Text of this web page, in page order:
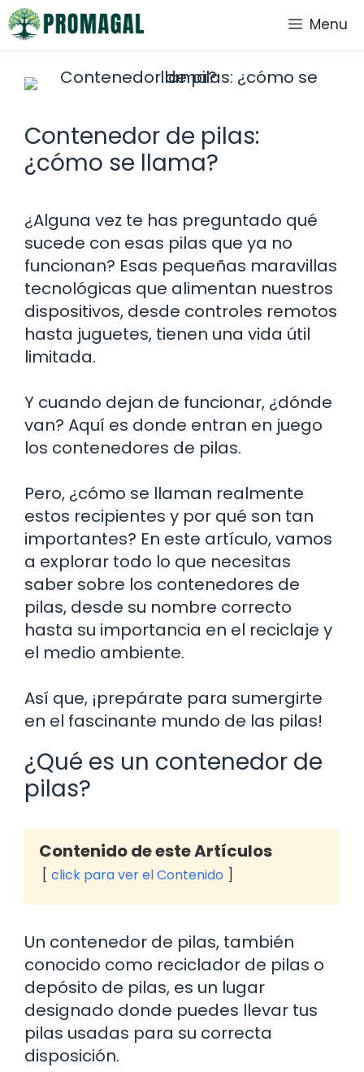
Saltar
al
Menu
Contenedor de pilas:
¿cómo se llama?
¿Alguna vez te has preguntado qué
sucede con esas pilas que ya no
funcionan? Esas pequeñas maravillas
tecnológicas que alimentan nuestros
dispositivos, desde controles remotos
hasta juguetes, tienen una vida útil
limitada.
Y cuando dejan de funcionar, ¿dónde
van? Aquí es donde entran en juego
los contenedores de pilas.
Pero, ¿cómo se llaman realmente
estos recipientes y por qué son tan
importantes? En este artículo, vamos
a explorar todo lo que necesitas
saber sobre los contenedores de
pilas, desde su nombre correcto
hasta su importancia en el reciclaje y
el medio ambiente.
Así que, ¡prepárate para sumergirte
en el fascinante mundo de las pilas!
¿Qué es un contenedor de
pilas?
Contenido de este Artículos
click para ver el Contenido
Un contenedor de pilas, también
conocido como reciclador de pilas o
depósito de pilas, es un lugar
designado donde puedes llevar tus
pilas usadas para su correcta
disposición.